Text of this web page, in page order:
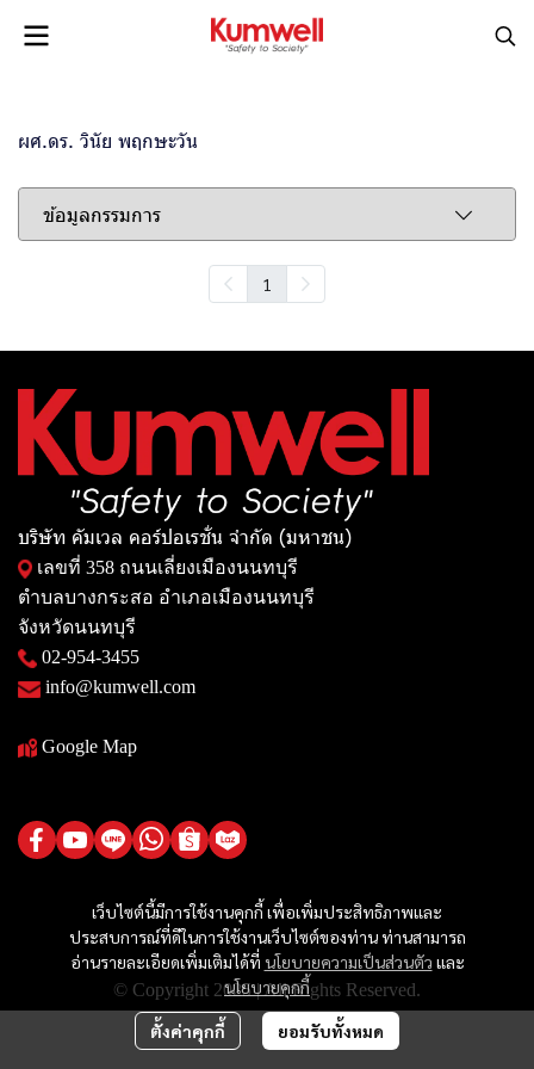
ผศ.ดร. วินัย พฤกษะวัน
ข้อมูลกรรมการ
1
เว็บไซต์นี้มีการใช้งานคุกกี้ เพื่อเพิ่มประสิทธิภาพและ
ประสบการณ์ที่ดีในการใช้งานเว็บไซต์ของท่าน ท่านสามารถ
อ่านรายละเอียดเพิ่มเติมได้ที่ นโยบายความเป็นส่วนตัว และ
นโยบายคุกกี้
ตั้งค่าคุกกี้ ยอมรับทั้งหมด
บริษัท คัมเวล คอร์ปอเรชั่น จำกัด (มหาชน)
เลขที่ 358 ถนนเลี่ยงเมืองนนทบุรี
ตำบลบางกระสอ อำเภอเมืองนนทบุรี
จังหวัดนนทบุรี
02-954-3455
info@kumwell.com
Google Map
© Copyright 2025 | All Rights Reserved.